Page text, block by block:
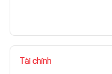
Tài chính